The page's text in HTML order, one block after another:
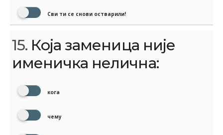
Сви ти се снови остварили!
15. Која заменица није
именичка нелична:
кога
чему